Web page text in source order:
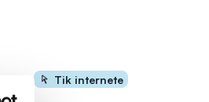
Tik internete